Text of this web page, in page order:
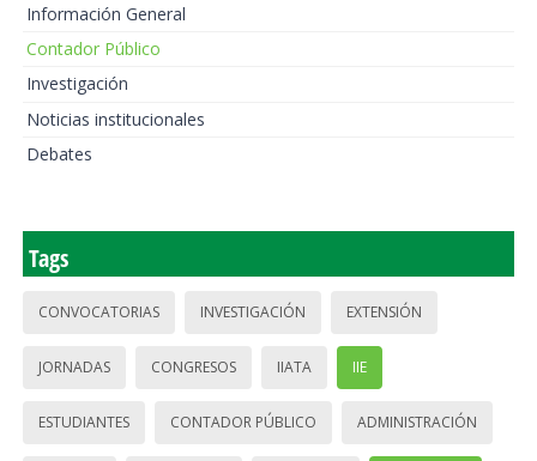
Información General
Contador Público
Investigación
Noticias institucionales
Debates
Tags
CONVOCATORIAS INVESTIGACIÓN EXTENSIÓN
JORNADAS CONGRESOS IIATA IIE
ESTUDIANTES CONTADOR PÚBLICO ADMINISTRACIÓN